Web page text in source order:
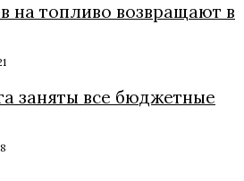
на топливо возвращают в
заняты все бюджетные